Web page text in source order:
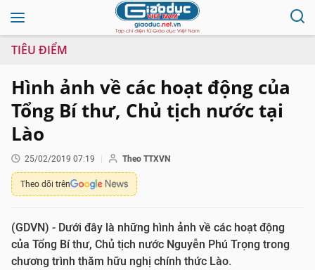
TIÊU ĐIỂM
Hình ảnh về các hoạt động của
Tổng Bí thư, Chủ tịch nước tại
Lào
25/02/2019 07:19 Theo TTXVN
Theo dõi trên
(GDVN) - Dưới đây là những hình ảnh về các hoạt động
của Tổng Bí thư, Chủ tịch nước Nguyễn Phú Trọng trong
chương trình thăm hữu nghị chính thức Lào.